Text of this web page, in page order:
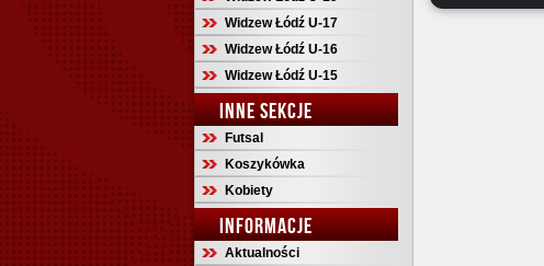
Widzew Łódź U-17
Widzew Łódź U-16
Widzew Łódź U-15
INNE SEKCJE
Futsal
Koszykówka
Kobiety
INFORMACJE
Aktualności